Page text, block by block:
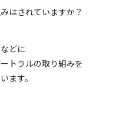
はされていますか？
どに
トラルの取り組みを
ます。